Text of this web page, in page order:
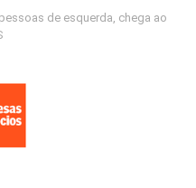
de esquerda, chega ao